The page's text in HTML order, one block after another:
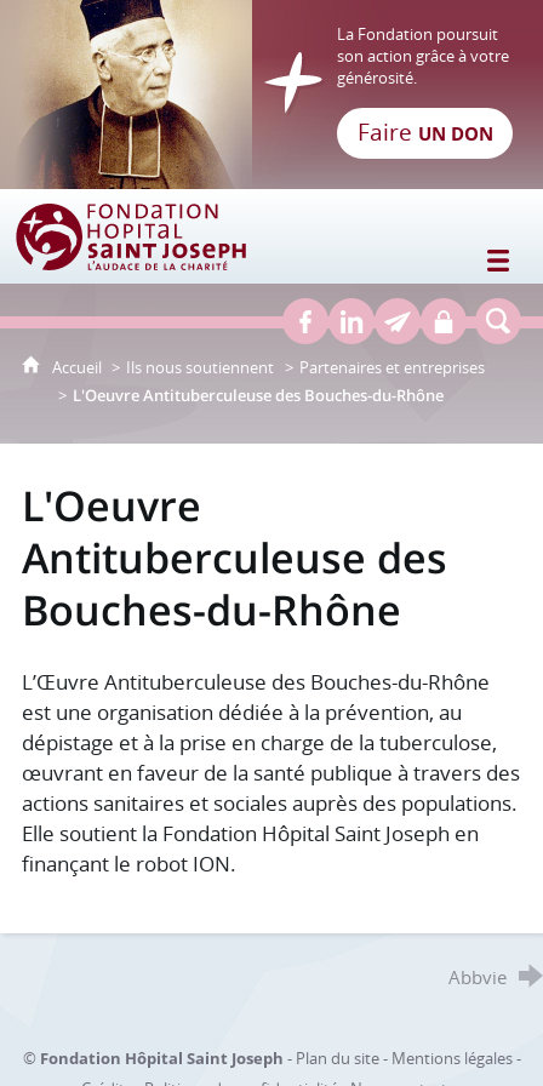
Fondation Hôpital Saint Joseph
La Fondation poursuit
son action grâce à votre
générosité.
Faire UN DON
Accueil Ils nous soutiennent
Partenaires et entreprises
L'Oeuvre Antituberculeuse des Bouches-du-Rhône
L'Oeuvre
Antituberculeuse des
Bouches-du-Rhône
L’Œuvre Antituberculeuse des Bouches-du-Rhône
est une organisation dédiée à la prévention, au
dépistage et à la prise en charge de la tuberculose,
œuvrant en faveur de la santé publique à travers des
actions sanitaires et sociales auprès des populations.
Elle soutient la Fondation Hôpital Saint Joseph en
finançant le robot ION.
Abbvie
© Fondation Hôpital Saint Joseph - Plan du site- Mentions légales-